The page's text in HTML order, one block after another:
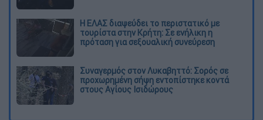
Η ΕΛΑΣ διαψεύδει το περιστατικό με
τουρίστα στην Κρήτη: Σε ενήλικη η
πρόταση για σεξουαλική συνεύρεση
Συναγερμός στον Λυκαβηττό: Σορός σε
προχωρημένη σήψη εντοπίστηκε κοντά
στους Αγίους Ισιδώρους